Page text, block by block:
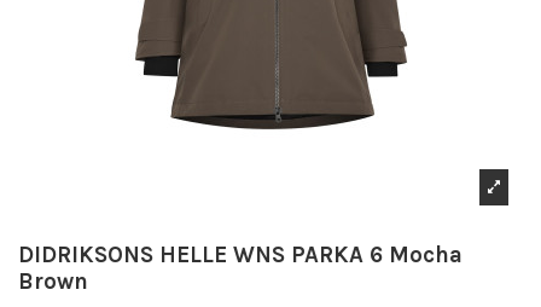
DIDRIKSONS HELLE WNS PARKA 6 Mocha
Brown